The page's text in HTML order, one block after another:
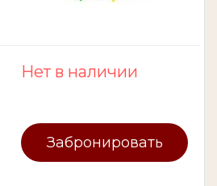
Нет в наличии
Забронировать